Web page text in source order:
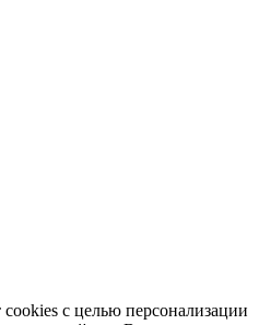
с целью персонализации